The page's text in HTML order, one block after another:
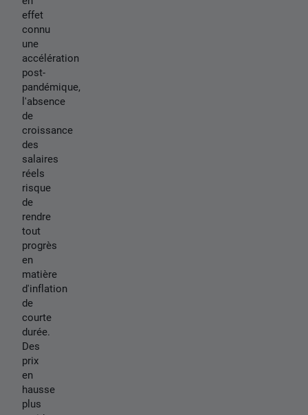
effet
connu
une
accélération
post-
pandémique,
l'absence
de
croissance
des
salaires
réels
risque
de
rendre
tout
progrès
en
matière
d'inflation
de
courte
durée.
Des
prix
en
hausse
plus